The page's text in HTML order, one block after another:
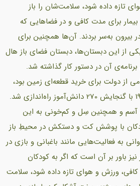
تازه داده شود، سلامت‌شان را باز
برای مدت كافی و در فضاهایی كه
به‌سر بردند. آن‌ها همچنین برای
از این دبستان‌ها، دبستان فضای باز ‌هال
آن در دستور كار گذاشته شد.
از دولت برای خرید قطعه‌ای زمین بود،
اما این دبستان در سال 1931 با گنجایش 270 دانش‌آموز راه‌اندازی شد.
آسم و همچنین سِل و كم‌خونی به‌ این
با پوشش كت و دستكش در محیطِ باز
به فعالیت‌‌هایی مانند باغبانی و بازی در
باور بر آن است كه ‌اگر به کودکان
ورزش و هوای تازه داده شود، سلامت